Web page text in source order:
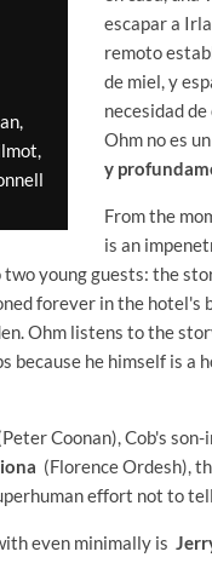
escapar a
remoto
de miel, y
necesidad
Ohm no es
y
From the
is an
young guests: the
forever in the hotel's
Ohm listens to the
because he himself is
Coonan), Cob's
(Florence Ordesh),
effort not to
even minimally is